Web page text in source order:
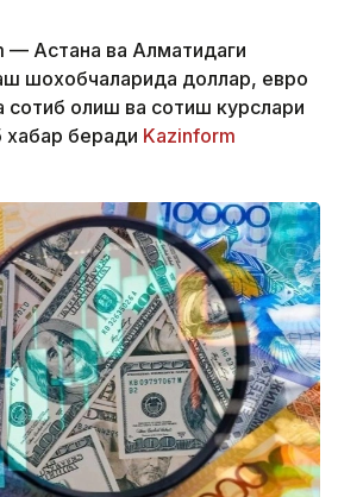
— Астана ва Алматидаги
шохобчаларида доллар, евро
сотиб олиш ва сотиш курслари
хабар беради Kazinform